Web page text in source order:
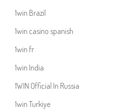
1win Brazil
1win casino spanish
1win fr
1win India
1WIN Official In Russia
1win Turkiye